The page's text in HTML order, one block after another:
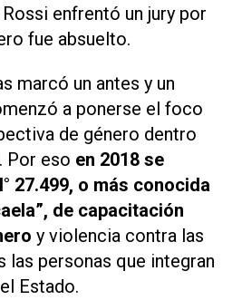
enfrentó un jury por
fue absuelto.
marcó un antes y un
a ponerse el foco
de género dentro
Por eso en 2018 se
27.499, o más conocida
de capacitación
y violencia contra las
las personas que integran
Estado.